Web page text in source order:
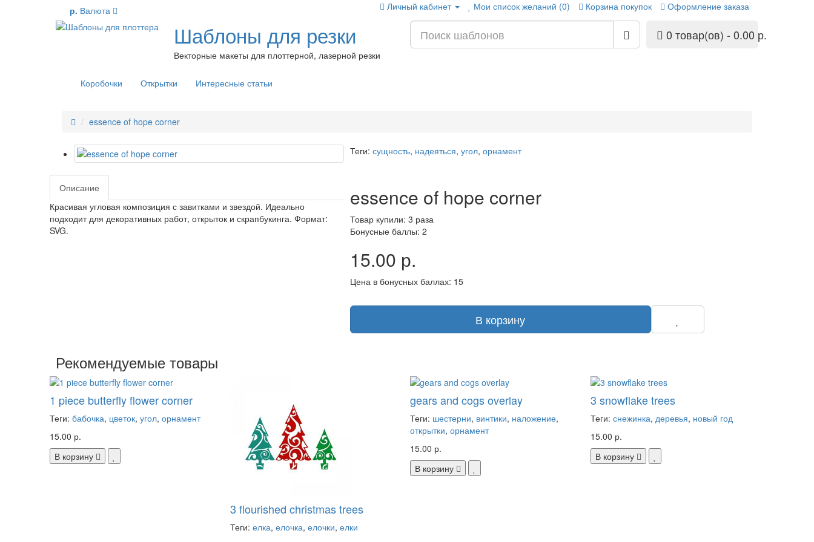
р. Валюта Личный кабинет Мои список желаний (0) Корзина покупок Оформление заказа
Шаблоны для резки
Векторные макеты для плоттерной, лазерной резки
0 товар(ов) - 0.00 р.
Коробочки Открытки Интересные статьи
essence of hope corner
Описание
Красивая угловая композиция с завитками и звездой. Идеально
подходит для декоративных работ, открыток и скрапбукинга. Формат:
SVG.
Теги: сущность, надеяться, угол, орнамент
essence of hope corner
Товар купили: 3 раза
Бонусные баллы: 2
15.00 р.
Цена в бонусных баллах: 15
В корзину
Рекомендуемые товары
1 piece butterfly flower corner
Теги: бабочка, цветок, угол, орнамент
15.00 р.
В корзину
3 flourished christmas trees
Теги: елка, елочка, елочки, елки
gears and cogs overlay
Теги: шестерни, винтики, наложение,
открытки, орнамент
15.00 р.
В корзину
3 snowflake trees
Теги: снежинка, деревья, новый год
15.00 р.
В корзину